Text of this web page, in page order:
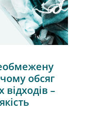
обсяг
відходів –